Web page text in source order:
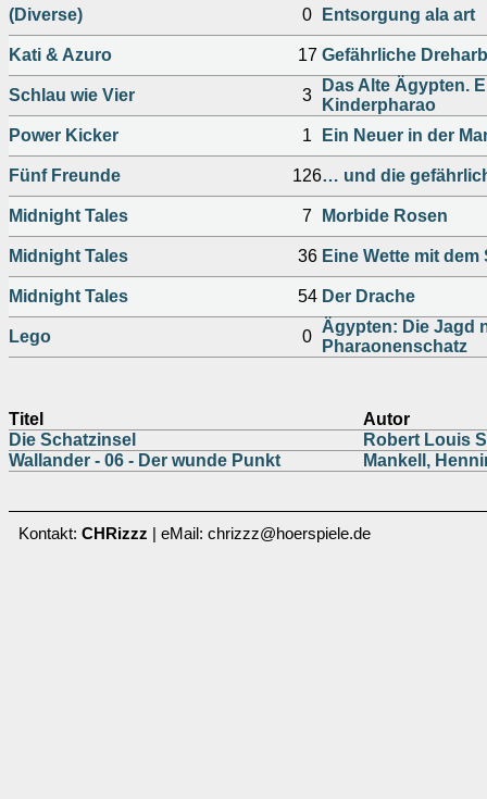
(Diverse) 0 Entsorgung ala art
Kati & Azuro 17 Gefährliche
Schlau wie Vier 3
Das Alte Ägypten.
Kinderpharao
Power Kicker
1 Ein Neuer in der
Fünf Freunde 126… und die
Midnight Tales 7 Morbide Rosen
Midnight Tales 36 Eine Wette mit
Midnight Tales 54 Der Drache
Lego 0
Ägypten: Die Jagd
Pharaonenschatz
Titel
Autor
Die Schatzinsel
Robert Louis
Wallander - 06 - Der wunde Punkt
Mankell,
Kontakt: CHRizzz | eMail: chrizzz@hoerspiele.de